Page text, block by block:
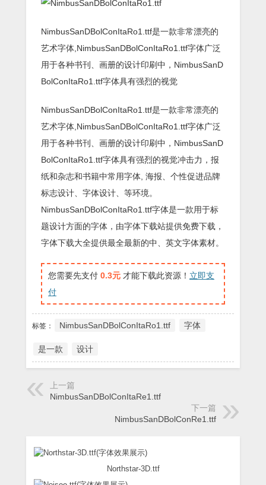
NimbusSanDBolConItaRo1.ttf是一款非常漂亮的
艺术字体,NimbusSanDBolConItaRo1.ttf字体广泛
用于各种书刊、画册的设计印刷中，NimbusSanD
BolConItaRo1.ttf字体具有强烈的视觉
NimbusSanDBolConItaRo1.ttf是一款非常漂亮的
艺术字体,NimbusSanDBolConItaRo1.ttf字体广泛
用于各种书刊、画册的设计印刷中，NimbusSanD
BolConItaRo1.ttf字体具有强烈的视觉冲击力，报
纸和杂志和书籍中常用字体, 海报、个性促进品牌
标志设计、字体设计、等环境。
NimbusSanDBolConItaRo1.ttf字体是一款用于标
题设计方面的字体，由字体下载站提供免费下载，
字体下载大全提供最全最新的中、英文字体素材。
您需要先支付 0.3元 才能下载此资源！ 立即支
付
标签： NimbusSanDBolConItaRo1.ttf 字体
是一款 设计
上一篇
NimbusSanDBolConItaRe1.ttf
下一篇
NimbusSanDBolConRe1.ttf
Northstar-3D.ttf